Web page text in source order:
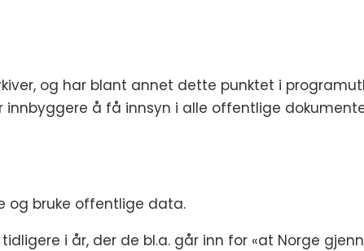
og har blant annet dette punktet i
å få innsyn i alle offentlige
og bruke offentlige data.
i år, der de bl.a. går inn for «at Norge